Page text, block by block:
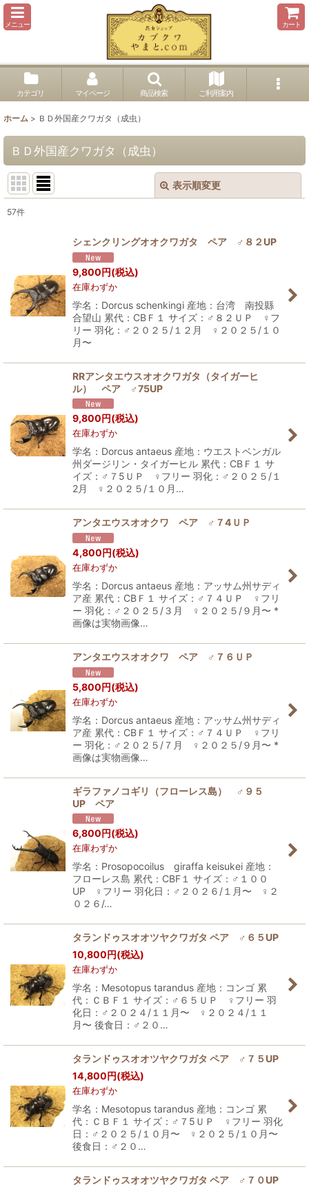
メニュー カート
カテゴリ マイページ 商品検索 ご利用案内
ホーム > ＢＤ外国産クワガタ（成虫）
ＢＤ外国産クワガタ（成虫）
表示順変更
絞り込む
57件
シェンクリングオオクワガタ ペア ♂８２UP
9,800円(税込)
在庫わずか
学名：Dorcus schenkingi 産地：台湾 南投縣
合望山 累代：CBＦ１ サイズ：♂８２ＵＰ ♀フ
リー 羽化：♂２０２５/１２月 ♀２０２５/１０
月〜
RRアンタエウスオオクワガタ（タイガーヒ
ル） ペア ♂75UP
9,800円(税込)
在庫わずか
学名：Dorcus antaeus 産地：ウエストベンガル
州ダージリン・タイガーヒル 累代：CBＦ１ サ
イズ：♂７5ＵＰ ♀フリー 羽化：♂２０２５/１
2月 ♀２０２５/１０月…
アンタエウスオオクワ ペア ♂７4ＵＰ
4,800円(税込)
在庫わずか
学名：Dorcus antaeus 産地：アッサム州サディ
ア産 累代：CBＦ１ サイズ：♂７４ＵＰ ♀フリ
ー 羽化：♂２０２５/３月 ♀２０２５/９月〜 *
画像は実物画像…
アンタエウスオオクワ ペア ♂７６ＵＰ
5,800円(税込)
在庫わずか
学名：Dorcus antaeus 産地：アッサム州サディ
ア産 累代：CBＦ１ サイズ：♂７４ＵＰ ♀フリ
ー 羽化：♂２０２５/７月 ♀２０２５/９月〜 *
画像は実物画像…
ギラファノコギリ（フローレス島） ♂９５
UP ペア
6,800円(税込)
在庫わずか
学名：Prosopocoilus giraffa keisukei 産地：
フローレス島 累代：CBF１ サイズ：♂１００
UP ♀フリー 羽化日：♂２０２６/１月〜 ♀２
０２６/…
タランドゥスオオツヤクワガタ ペア ♂６５UP
10,800円(税込)
在庫わずか
学名：Mesotopus tarandus 産地：コンゴ 累
代：ＣＢＦ１ サイズ：♂６５ＵＰ ♀フリー 羽
化日：♂２０２４/１１月〜 ♀２０２４/１１
月〜 後食日：♂２０…
タランドゥスオオツヤクワガタ ペア ♂７５UP
14,800円(税込)
在庫わずか
学名：Mesotopus tarandus 産地：コンゴ 累
代：ＣＢＦ１ サイズ：♂７5ＵＰ ♀フリー 羽化
日：♂２０２５/１０月〜 ♀２０２５/１０月〜
後食日：♂２０…
タランドゥスオオツヤクワガタ ペア ♂７０UP